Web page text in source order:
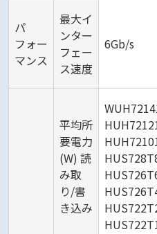
パ
フォー
マンス
最大イ
ンター
フェー
ス速度
6Gb/s
平均所
要電力
(W) 読
み取
り/書
き込み